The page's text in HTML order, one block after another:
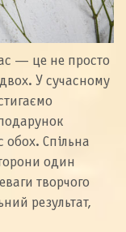
— це не просто
У сучасному
обох. Спільна
один
творчого
результат,